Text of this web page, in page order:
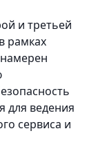
и третьей
рамках
для ведения
сервиса и